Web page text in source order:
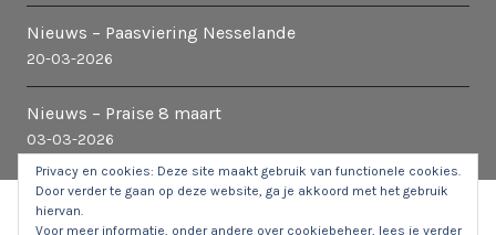
Nieuws – Paasviering Nesselande
20-03-2026
Nieuws – Praise 8 maart
03-03-2026
© 2026 Kerk in Nesselande
Privacy en cookies: Deze site maakt gebruik van functionele cookies.
Door verder te gaan op deze website, ga je akkoord met het gebruik
hiervan.
Voor meer informatie, onder andere over cookiebeheer, lees je verder